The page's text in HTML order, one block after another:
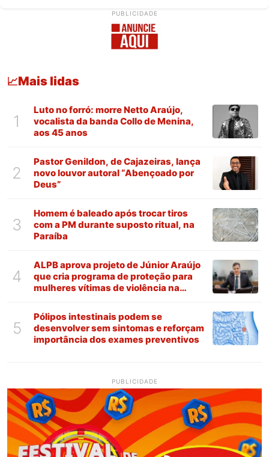
PUBLICIDADE
📈Mais lidas
1
Luto no forró: morre Netto Araújo,
vocalista da banda Collo de Menina,
aos 45 anos
2
Pastor Genildon, de Cajazeiras, lança
novo louvor autoral “Abençoado por
Deus”
3
Homem é baleado após trocar tiros
com a PM durante suposto ritual, na
Paraíba
4
ALPB aprova projeto de Júnior Araújo
que cria programa de proteção para
mulheres vítimas de violência na
5
Pólipos intestinais podem se
desenvolver sem sintomas e reforçam
importância dos exames preventivos
PUBLICIDADE